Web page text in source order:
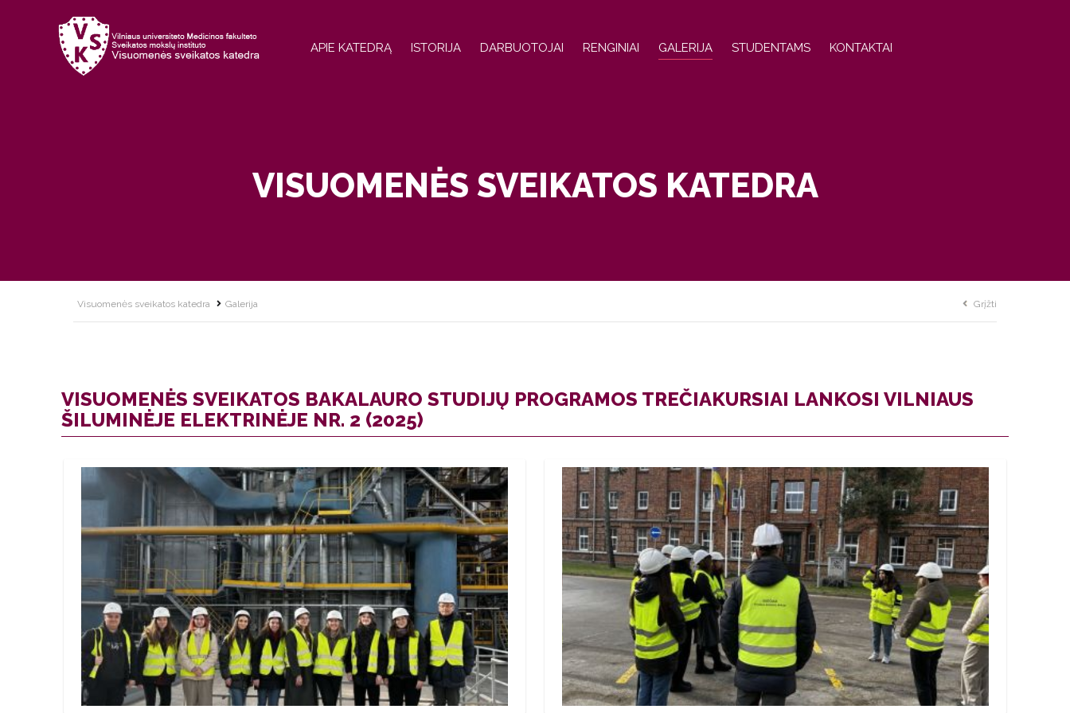
APIE KATEDRĄ ISTORIJA DARBUOTOJAI RENGINIAI GALERIJA STUDENTAMS KONTAKTAI
VISUOMENĖS SVEIKATOS KATEDRA
Visuomenės sveikatos katedra Galerija Grįžti
VISUOMENĖS SVEIKATOS BAKALAURO STUDIJŲ PROGRAMOS TREČIAKURSIAI LANKOSI VILNIAUS
ŠILUMINĖJE ELEKTRINĖJE NR. 2 (2025)